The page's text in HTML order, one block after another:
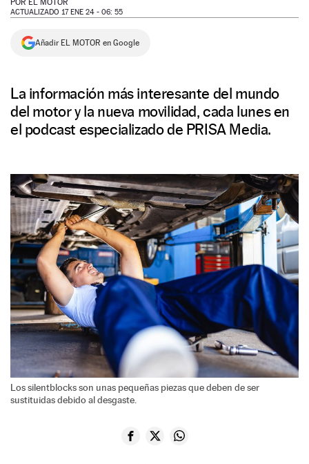
NEWSLETTER
POR EL MOTOR
ACTUALIZADO 17 ENE 24 - 06: 55
Añadir EL MOTOR en Google
La información más interesante del mundo
del motor y la nueva movilidad, cada lunes en
el podcast especializado de PRISA Media.
Los silentblocks son unas pequeñas piezas que deben de ser
sustituidas debido al desgaste.